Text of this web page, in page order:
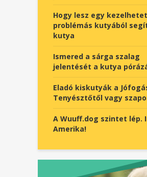
Hogy lesz egy
problémás kutyából
kutya
Ismered a sárga szalag
jelentését a kutya
Eladó kiskutyák a
Tenyésztőtől vagy
A Wuuff.dog szintet lép.
Amerika!